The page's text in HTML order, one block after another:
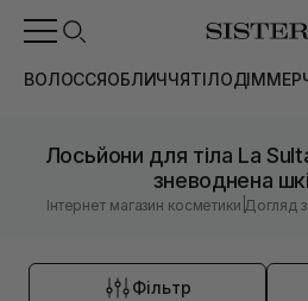
ВОЛОССЯОБЛИЧЧЯТІЛОДІМ
Лосьйони для тіла La
зневоднена
Інтернет магазин косметики Догляд
Фільтр